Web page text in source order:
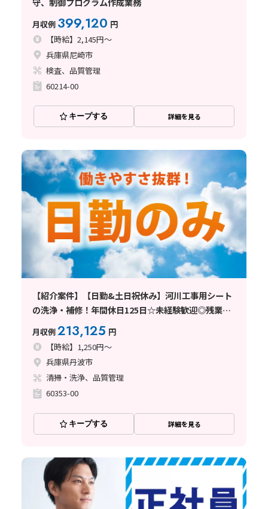
月収例 399,120 円
【時給】2,145円～
兵庫県尼崎市
検査、品質管理
60214-00
キープする 詳細を見る
【紹介案件】【日勤&土日祝休み】河川工事用シート
の洗浄・補修！年間休日125日☆未経験歓迎◎残業少
月収例213,125 円
【時給】1,250円～
兵庫県丹波市
清掃・洗浄、品質管理
60353-00
キープする 詳細を見る